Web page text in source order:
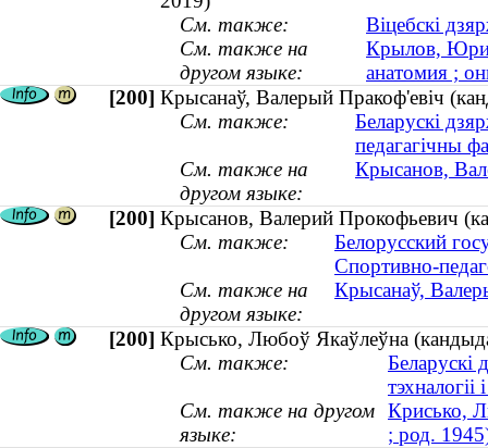
См. также:
Віцебскі
См. также на
другом языке:
Крылов,
анатомия ;
[200] Крысанаў, Валерый Пракоф'евіч
См. также:
Беларускі
педагагічны
См. также на
другом языке:
Крысанов,
[200] Крысанов, Валерий Прокофьевич
См. также:
Белорусский
Спортивно-
См. также на
другом языке:
Крысанаў,
[200] Крысько, Любоў Якаўлеўна
См. также:
Беларускі
тэхналогіі
См. также на другом
языке:
Крисько,
; род.